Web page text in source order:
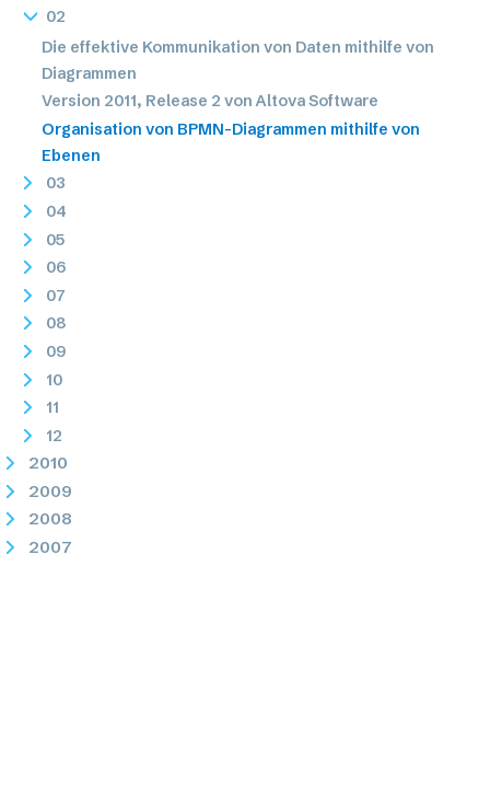
02
Die effektive Kommunikation von Daten mithilfe von
Diagrammen
Version 2011, Release 2 von Altova Software
Organisation von BPMN-Diagrammen mithilfe von
Ebenen
03
04
05
06
07
08
09
10
11
12
2010
2009
2008
2007